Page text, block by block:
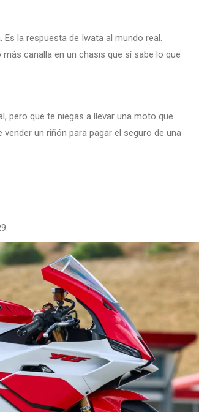
Es la respuesta de Iwata al mundo real.
canalla en un chasis que sí sabe lo que
pero que te niegas a llevar una moto que
un riñón para pagar el seguro de una